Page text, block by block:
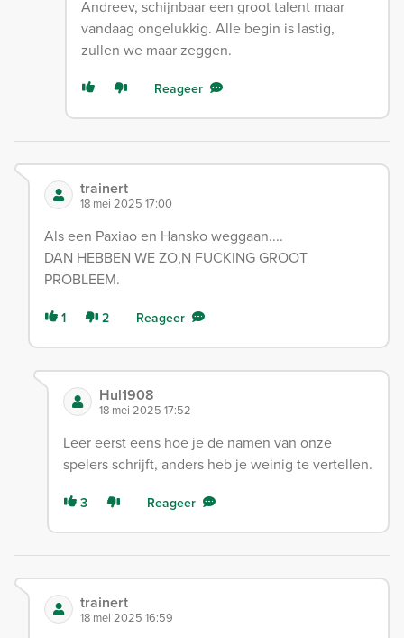
Andreev, schijnbaar een groot talent maar
vandaag ongelukkig. Alle begin is lastig,
zullen we maar zeggen.
Reageer
trainert
18 mei 2025 17:00
Als een Paxiao en Hansko weggaan....
DAN HEBBEN WE ZO,N FUCKING GROOT
PROBLEEM.
1 2 Reageer
Hul1908
18 mei 2025 17:52
Leer eerst eens hoe je de namen van onze
spelers schrijft, anders heb je weinig te vertellen.
3 Reageer
trainert
18 mei 2025 16:59